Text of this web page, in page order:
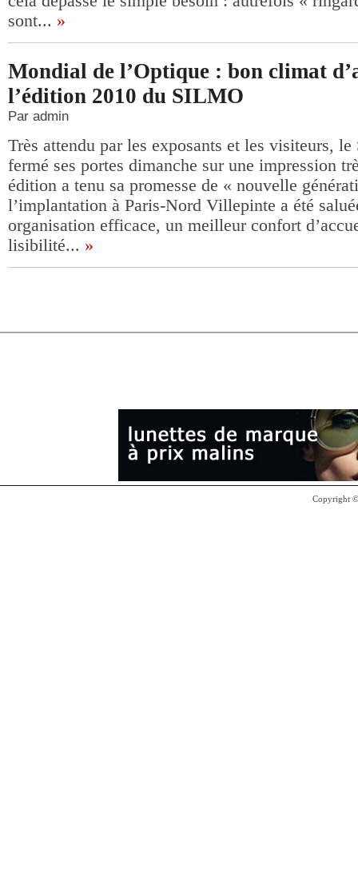
sont... »
Mondial de l’Optique : bon climat
l’édition 2010 du SILMO
Par admin
Très attendu par les exposants et les visiteurs,
fermé ses portes dimanche sur une impression
édition a tenu sa promesse de « nouvelle
l’implantation à Paris-Nord Villepinte a été
organisation efficace, un meilleur confort
lisibilité... »
Copyright